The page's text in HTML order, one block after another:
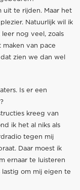
uit te rijden. Maar het
Natuurlijk wil ik
nog veel, zoals
van pace
zien we dan wel
Is er een
kreeg van
ik het al niks als
tegen mij
Daar moest ik
ernaar te luisteren
om mij eigen te